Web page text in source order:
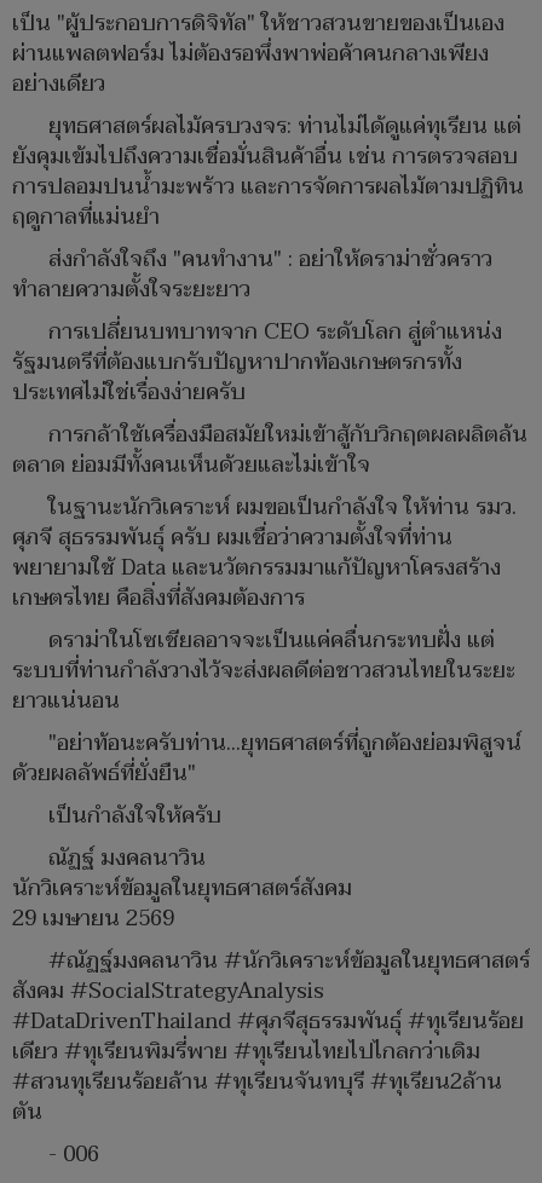
เป็น "ผู้ประกอบการดิจิทัล" ให้ชาวสวนขายของเป็นเอง
ผ่านแพลตฟอร์ม ไม่ต้องรอพึ่งพาพ่อค้าคนกลางเพียง
อย่างเดียว
ยุทธศาสตร์ผลไม้ครบวงจร: ท่านไม่ได้ดูแค่ทุเรียน แต่
ยังคุมเข้มไปถึงความเชื่อมั่นสินค้าอื่น เช่น การตรวจสอบ
การปลอมปนน้ำมะพร้าว และการจัดการผลไม้ตามปฏิทิน
ฤดูกาลที่แม่นยำ
ส่งกำลังใจถึง "คนทำงาน" : อย่าให้ดราม่าชั่วคราว
ทำลายความตั้งใจระยะยาว
​การเปลี่ยนบทบาทจาก CEO ระดับโลก สู่ตำแหน่ง
รัฐมนตรีที่ต้องแบกรับปัญหาปากท้องเกษตรกรทั้ง
ประเทศไม่ใช่เรื่องง่ายครับ
การกล้าใช้เครื่องมือสมัยใหม่เข้าสู้กับวิกฤตผลผลิตล้น
ตลาด ย่อมมีทั้งคนเห็นด้วยและไม่เข้าใจ
​ในฐานะนักวิเคราะห์ ผมขอเป็นกำลังใจ ให้ท่าน รมว.
ศุภจี สุธรรมพันธุ์ ครับ ผมเชื่อว่าความตั้งใจที่ท่าน
พยายามใช้ Data และนวัตกรรมมาแก้ปัญหาโครงสร้าง
เกษตรไทย คือสิ่งที่สังคมต้องการ
ดราม่าในโซเชียลอาจจะเป็นแค่คลื่นกระทบฝั่ง แต่
ระบบที่ท่านกำลังวางไว้จะส่งผลดีต่อชาวสวนไทยในระยะ
ยาวแน่นอน
​"อย่าท้อนะครับท่าน...ยุทธศาสตร์ที่ถูกต้องย่อมพิสูจน์
ด้วยผลลัพธ์ที่ยั่งยืน"
​เป็นกำลังใจให้ครับ
ณัฏฐ์ มงคลนาวิน
นักวิเคราะห์ข้อมูลในยุทธศาสตร์สังคม
29 เมษายน 2569
​#ณัฏฐ์มงคลนาวิน #นักวิเคราะห์ข้อมูลในยุทธศาสตร์
สังคม #SocialStrategyAnalysis
#DataDrivenThailand​ #ศุภจีสุธรรมพันธุ์​ #ทุเรียนร้อย
เดียว #ทุเรียนพิมรี่พาย #ทุเรียนไทยไปไกลกว่าเดิม
#สวนทุเรียนร้อยล้าน #ทุเรียนจันทบุรี #ทุเรียน2ล้าน
ตัน
- 006